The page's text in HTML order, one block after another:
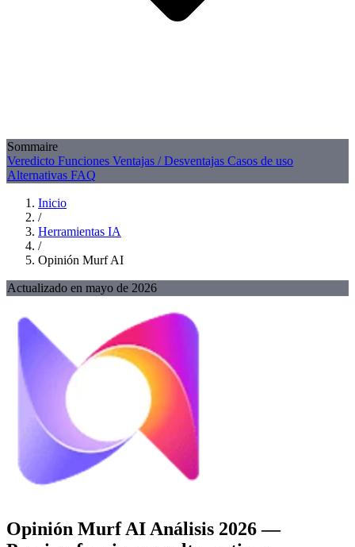
Sommaire
Veredicto Funciones Ventajas / Desventajas Casos de uso
Alternativas FAQ
Inicio
/
Herramientas IA
/
Opinión Murf AI
Actualizado en mayo de 2026
Opinión Murf AI Análisis 2026 —